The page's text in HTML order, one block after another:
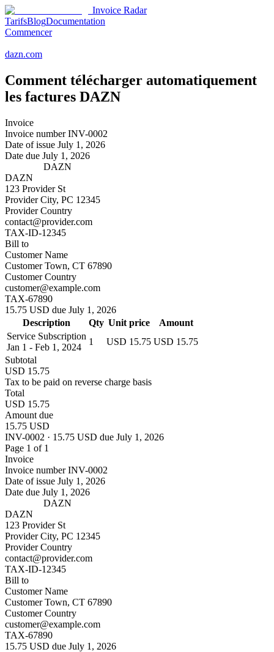
Invoice Radar
TarifsBlogDocumentation
Commencer
dazn.com
Comment télécharger automatiquement
les factures DAZN
Invoice
Invoice numberINV-0002
Date of issue July 1, 2026
Date due July 1, 2026
DAZN
DAZN
123 Provider St
Provider City, PC 12345
Provider Country
contact@provider.com
TAX-ID-12345
Bill to
Customer Name
Customer Town, CT 67890
Customer Country
customer@example.com
TAX-67890
15.75 USD due July 1, 2026
Description
Qty Unit price
Amount
Service Subscription
Jan 1 - Feb 1, 2024
1 USD 15.75 USD 15.75
Subtotal
USD 15.75
Tax to be paid on reverse charge basis
Total
USD 15.75
Amount due
15.75 USD
INV-0002 · 15.75 USD due July 1, 2026
Page 1 of 1
Invoice
Invoice numberINV-0002
Date of issue July 1, 2026
Date due July 1, 2026
DAZN
DAZN
123 Provider St
Provider City, PC 12345
Provider Country
contact@provider.com
TAX-ID-12345
Bill to
Customer Name
Customer Town, CT 67890
Customer Country
customer@example.com
TAX-67890
15.75 USD due July 1, 2026